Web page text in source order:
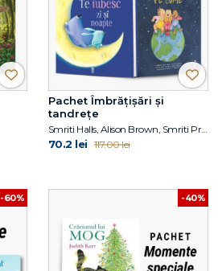
Pachet Îmbrățișări și
tandrețe
Smriti Halls, Alison Brown, Smriti Prasadam-Halls, Julia Donaldson
70.2 lei 117.00 lei
-60% -40%